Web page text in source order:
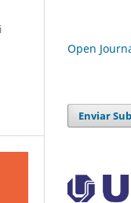
Open
Enviar